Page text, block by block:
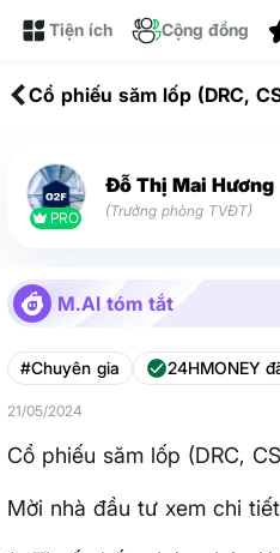
Tiện ích
Cộng đồng
Cổ phiếu săm lốp (DRC,
PRO
Đỗ Thị Mai Hương
(Trưởng phòng TVĐT)
M.AI tóm tắt
#Chuyên gia 24HMONEY
21/05/2024
Cổ phiếu săm lốp (DRC,
Mời nhà đầu tư xem chi